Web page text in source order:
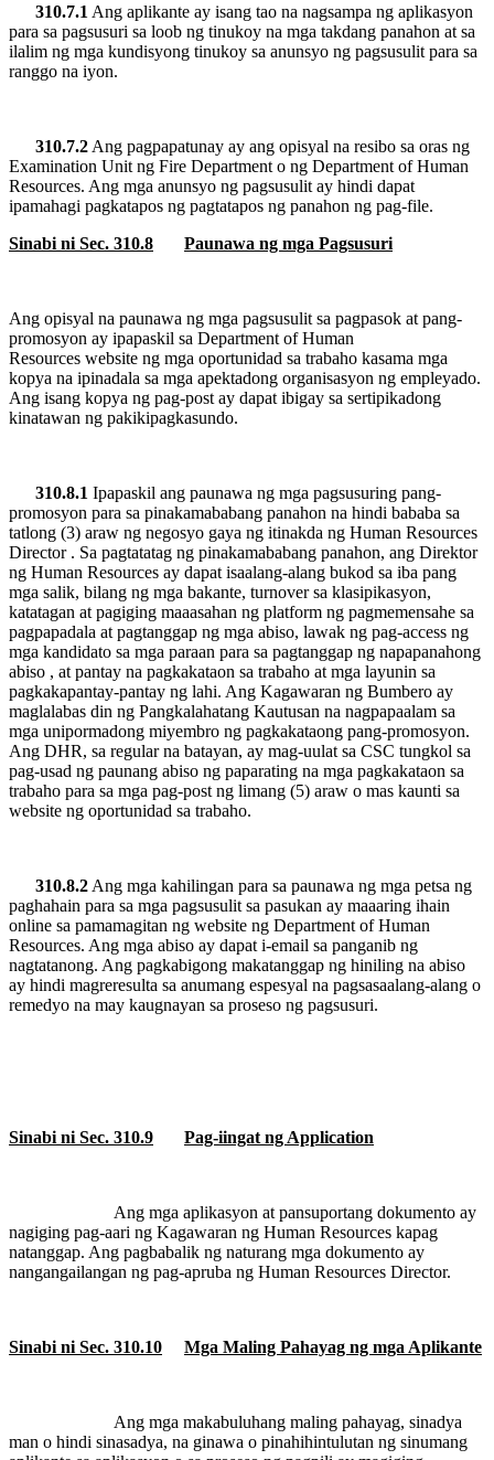
310.7.1 Ang aplikante ay isang tao na nagsampa ng aplikasyon
para sa pagsusuri sa loob ng tinukoy na mga takdang panahon at sa
ilalim ng mga kundisyong tinukoy sa anunsyo ng pagsusulit para sa
ranggo na iyon.
310.7.2 Ang pagpapatunay ay ang opisyal na resibo sa oras ng
Examination Unit ng Fire Department o ng Department of Human
Resources. Ang mga anunsyo ng pagsusulit ay hindi dapat
ipamahagi pagkatapos ng pagtatapos ng panahon ng pag-file.
Sinabi ni Sec. 310.8
Paunawa ng mga Pagsusuri
Ang opisyal na paunawa ng mga pagsusulit sa pagpasok at pang-
promosyon ay ipapaskil sa Department of Human
Resources website ng mga oportunidad sa trabaho kasama mga
kopya na ipinadala sa mga apektadong organisasyon ng empleyado.
Ang isang kopya ng pag-post ay dapat ibigay sa sertipikadong
kinatawan ng pakikipagkasundo.
310.8.1 Ipapaskil ang paunawa ng mga pagsusuring pang-
promosyon para sa pinakamababang panahon na hindi bababa sa
tatlong (3) araw ng negosyo gaya ng itinakda ng Human Resources
Director . Sa pagtatatag ng pinakamababang panahon, ang Direktor
ng Human Resources ay dapat isaalang-alang bukod sa iba pang
mga salik, bilang ng mga bakante, turnover sa klasipikasyon,
katatagan at pagiging maaasahan ng platform ng pagmemensahe sa
pagpapadala at pagtanggap ng mga abiso, lawak ng pag-access ng
mga kandidato sa mga paraan para sa pagtanggap ng napapanahong
abiso , at pantay na pagkakataon sa trabaho at mga layunin sa
pagkakapantay-pantay ng lahi. Ang Kagawaran ng Bumbero ay
maglalabas din ng Pangkalahatang Kautusan na nagpapaalam sa
mga unipormadong miyembro ng pagkakataong pang-promosyon.
Ang DHR, sa regular na batayan, ay mag-uulat sa CSC tungkol sa
pag-usad ng paunang abiso ng paparating na mga pagkakataon sa
trabaho para sa mga pag-post ng limang (5) araw o mas kaunti sa
website ng oportunidad sa trabaho.
310.8.2 Ang mga kahilingan para sa paunawa ng mga petsa ng
paghahain para sa mga pagsusulit sa pasukan ay maaaring ihain
online sa pamamagitan ng website ng Department of Human
Resources. Ang mga abiso ay dapat i-email sa panganib ng
nagtatanong. Ang pagkabigong makatanggap ng hiniling na abiso
ay hindi magreresulta sa anumang espesyal na pagsasaalang-alang o
remedyo na may kaugnayan sa proseso ng pagsusuri.
Sinabi ni Sec. 310.9 Pag-iingat ng Application
Ang mga aplikasyon at pansuportang dokumento ay
nagiging pag-aari ng Kagawaran ng Human Resources kapag
natanggap. Ang pagbabalik ng naturang mga dokumento ay
nangangailangan ng pag-apruba ng Human Resources Director.
Sinabi ni Sec. 310.10 Mga Maling Pahayag ng mga Aplikante
Ang mga makabuluhang maling pahayag, sinadya
man o hindi sinasadya, na ginawa o pinahihintulutan ng sinumang